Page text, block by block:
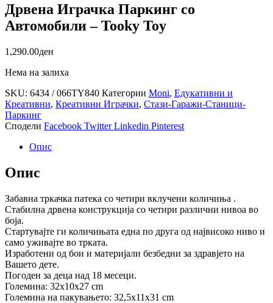
Дрвена Играчка Паркинг со
Автомобили – Tooky Toy
1,290.00ден
Нема на залиха
SKU: 6434 / 066TY840 Категории Moni, Едукативни и
Креативни, Креативни Играчки, Стази-Гаражи-Станици-
Паркинг
Сподели Facebook Twitter Linkedin Pinterest
Опис
Опис
Забавна тркачка патека со четири вклучени количиња .
Стабилна дрвена конструкција со четири различни нивоа во
боја.
Стартувајте ги количињата една по друга од највисоко ниво и
само уживајте во трката.
Изработени од бои и материјали безбедни за здравјето на
Вашето дете.
Погоден за деца над 18 месеци.
Големина: 32x10x27 cm
Големина на пакувањето: 32,5x11x31 cm